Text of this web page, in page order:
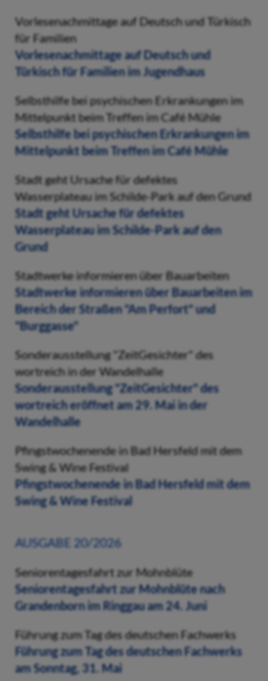
Vorlesenachmittage auf Deutsch und Türkisch
für Familien
Vorlesenachmittage auf Deutsch und
Türkisch für Familien im Jugendhaus
Selbsthilfe bei psychischen Erkrankungen im
Mittelpunkt beim Treffen im Café Mühle
Selbsthilfe bei psychischen Erkrankungen im
Mittelpunkt beim Treffen im Café Mühle
Stadt geht Ursache für defektes
Wasserplateau im Schilde-Park auf den Grund
Stadt geht Ursache für defektes
Wasserplateau im Schilde-Park auf den
Grund
Stadtwerke informieren über Bauarbeiten
Stadtwerke informieren über Bauarbeiten im
Bereich der Straßen "Am Perfort" und
"Burggasse"
Sonderausstellung "ZeitGesichter" des
wortreich in der Wandelhalle
Sonderausstellung "ZeitGesichter" des
wortreich eröffnet am 29. Mai in der
Wandelhalle
Pfingstwochenende in Bad Hersfeld mit dem
Swing & Wine Festival
Pfingstwochenende in Bad Hersfeld mit dem
Swing & Wine Festival
AUSGABE 20/2026
Seniorentagesfahrt zur Mohnblüte
Seniorentagesfahrt zur Mohnblüte nach
Grandenborn im Ringgau am 24. Juni
Führung zum Tag des deutschen Fachwerks
Führung zum Tag des deutschen Fachwerks
am Sonntag, 31. Mai